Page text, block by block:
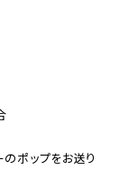
ポップをお送り